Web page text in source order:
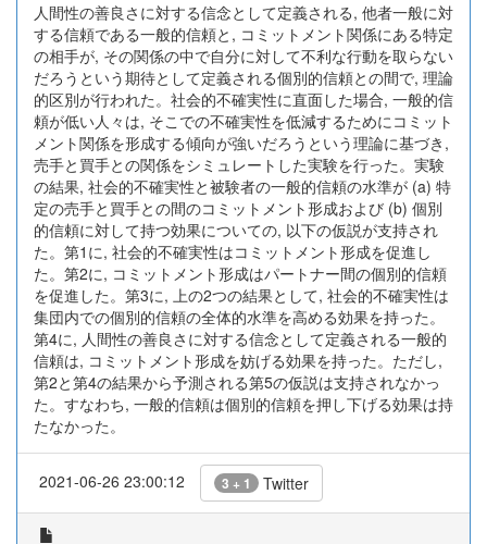
人間性の善良さに対する信念として定義される, 他者一般に対
する信頼である一般的信頼と, コミットメント関係にある特定
の相手が, その関係の中で自分に対して不利な行動を取らない
だろうという期待として定義される個別的信頼との間で, 理論
的区別が行われた。社会的不確実性に直面した場合, 一般的信
頼が低い人々は, そこでの不確実性を低減するためにコミット
メント関係を形成する傾向が強いだろうという理論に基づき,
売手と買手との関係をシミュレートした実験を行った。実験
の結果, 社会的不確実性と被験者の一般的信頼の水準が (a) 特
定の売手と買手との間のコミットメント形成および (b) 個別
的信頼に対して持つ効果についての, 以下の仮説が支持され
た。第1に, 社会的不確実性はコミットメント形成を促進し
た。第2に, コミットメント形成はパートナー間の個別的信頼
を促進した。第3に, 上の2つの結果として, 社会的不確実性は
集団内での個別的信頼の全体的水準を高める効果を持った。
第4に, 人間性の善良さに対する信念として定義される一般的
信頼は, コミットメント形成を妨げる効果を持った。ただし,
第2と第4の結果から予測される第5の仮説は支持されなかっ
た。すなわち, 一般的信頼は個別的信頼を押し下げる効果は持
たなかった。
2021-06-26 23:00:12 3 + 1 Twitter